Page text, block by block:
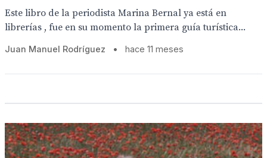
Este libro de la periodista Marina Bernal ya está en
librerías , fue en su momento la primera guía turística...
Juan Manuel Rodríguez • hace 11 meses